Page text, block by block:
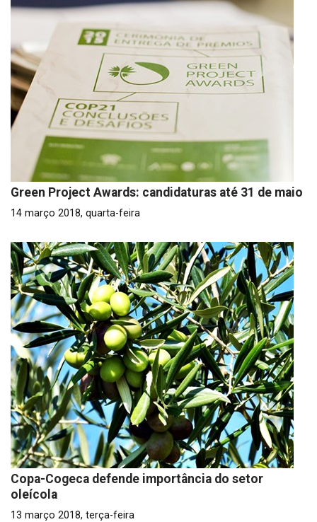
Green Project Awards: candidaturas até 31 de maio
14 março 2018, quarta-feira
Copa-Cogeca defende importância do setor
oleícola
13 março 2018, terça-feira